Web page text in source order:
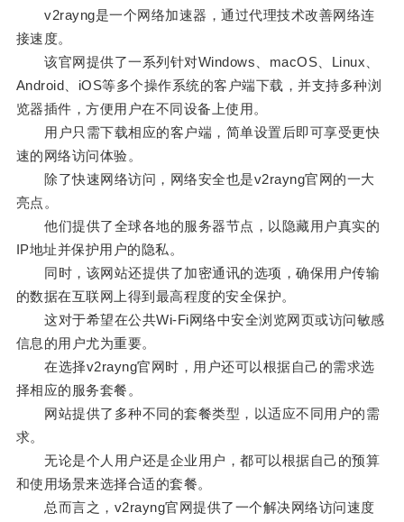
v2rayng是一个网络加速器，通过代理技术改善网络连
接速度。
该官网提供了一系列针对Windows、macOS、Linux、
Android、iOS等多个操作系统的客户端下载，并支持多种浏
览器插件，方便用户在不同设备上使用。
用户只需下载相应的客户端，简单设置后即可享受更快
速的网络访问体验。
除了快速网络访问，网络安全也是v2rayng官网的一大
亮点。
他们提供了全球各地的服务器节点，以隐藏用户真实的
IP地址并保护用户的隐私。
同时，该网站还提供了加密通讯的选项，确保用户传输
的数据在互联网上得到最高程度的安全保护。
这对于希望在公共Wi-Fi网络中安全浏览网页或访问敏感
信息的用户尤为重要。
在选择v2rayng官网时，用户还可以根据自己的需求选
择相应的服务套餐。
网站提供了多种不同的套餐类型，以适应不同用户的需
求。
无论是个人用户还是企业用户，都可以根据自己的预算
和使用场景来选择合适的套餐。
总而言之，v2rayng官网提供了一个解决网络访问速度